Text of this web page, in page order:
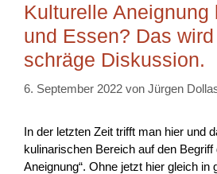
Kulturelle Aneignung
und Essen? Das
schräge Diskussion.
6. September 2022 von Jürgen
In der letzten Zeit trifft man hier und
kulinarischen Bereich auf den Begriff
Aneignung“. Ohne jetzt hier gleich in